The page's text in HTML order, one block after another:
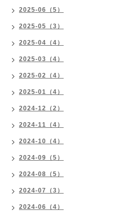
2025-06（5）
2025-05（3）
2025-04（4）
2025-03（4）
2025-02（4）
2025-01（4）
2024-12（2）
2024-11（4）
2024-10（4）
2024-09（5）
2024-08（5）
2024-07（3）
2024-06（4）